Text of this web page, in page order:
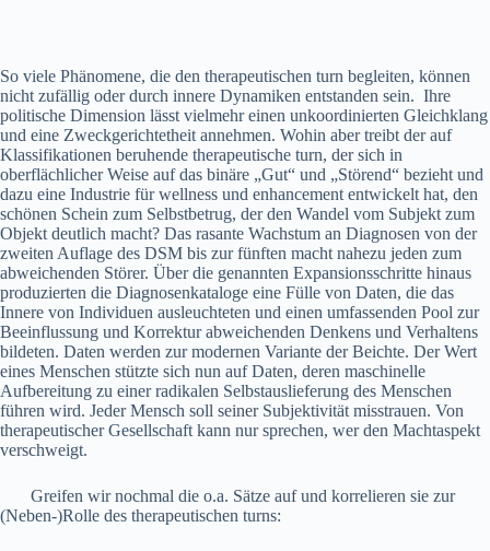
So viele Phänomene, die den therapeutischen turn begleiten, können
nicht zufällig oder durch innere Dynamiken entstanden sein. Ihre
politische Dimension lässt vielmehr einen unkoordinierten Gleichklang
und eine Zweckgerichtetheit annehmen. Wohin aber treibt der auf
Klassifikationen beruhende therapeutische turn, der sich in
oberflächlicher Weise auf das binäre „Gut“ und „Störend“ bezieht und
dazu eine Industrie für wellness und enhancement entwickelt hat, den
schönen Schein zum Selbstbetrug, der den Wandel vom Subjekt zum
Objekt deutlich macht? Das rasante Wachstum an Diagnosen von der
zweiten Auflage des DSM bis zur fünften macht nahezu jeden zum
abweichenden Störer. Über die genannten Expansionsschritte hinaus
produzierten die Diagnosenkataloge eine Fülle von Daten, die das
Innere von Individuen ausleuchteten und einen umfassenden Pool zur
Beeinflussung und Korrektur abweichenden Denkens und Verhaltens
bildeten. Daten werden zur modernen Variante der Beichte. Der Wert
eines Menschen stützte sich nun auf Daten, deren maschinelle
Aufbereitung zu einer radikalen Selbstauslieferung des Menschen
führen wird. Jeder Mensch soll seiner Subjektivität misstrauen. Von
therapeutischer Gesellschaft kann nur sprechen, wer den Machtaspekt
verschweigt.
Greifen wir nochmal die o.a. Sätze auf und korrelieren sie zur
(Neben-)Rolle des therapeutischen turns: